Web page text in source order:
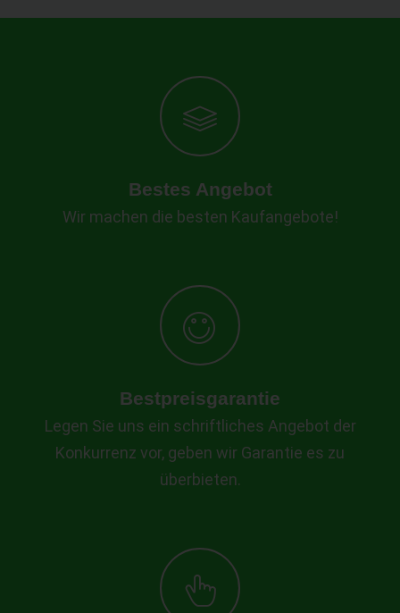
Bestes Angebot
Wir machen die besten Kaufangebote!
Bestpreisgarantie
Legen Sie uns ein schriftliches Angebot der
Konkurrenz vor, geben wir Garantie es zu
überbieten.